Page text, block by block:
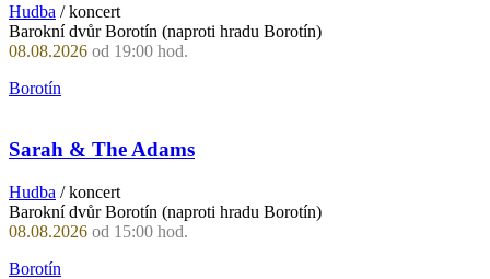
Hudba / koncert
Barokní dvůr Borotín (naproti hradu Borotín)
08.08.2026 od 19:00 hod.
Borotín
Sarah & The Adams
Hudba / koncert
Barokní dvůr Borotín (naproti hradu Borotín)
08.08.2026 od 15:00 hod.
Borotín